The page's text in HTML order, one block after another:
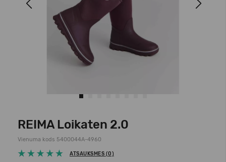
Next
REIMA Loikaten 2.0
Vienuma kods 5400044A-4960
ATSAUKSMES (0)